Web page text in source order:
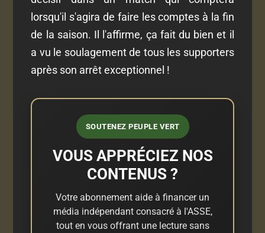
lorsqu'il s'agira de faire les comptes à la fin
de la saison. Il l'affirme, ça fait du bien et il
a vu le soulagement de tous les supporters
après son arrêt exceptionnel !
SOUTENEZ PEUPLE VERT
VOUS APPRÉCIEZ NOS
CONTENUS ?
Votre abonnement aide à financer un
média indépendant consacré à l'ASSE,
tout en vous offrant une lecture sans